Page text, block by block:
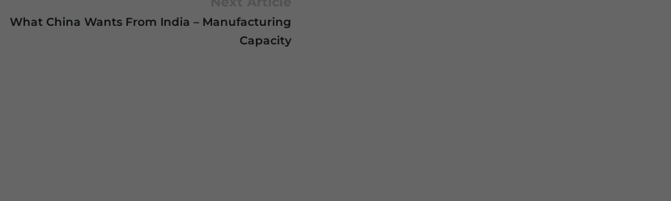
What China Wants From India – Manufacturing
Capacity